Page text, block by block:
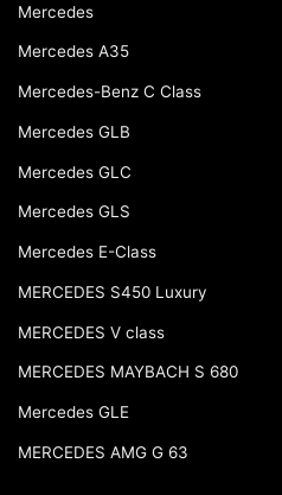
Mercedes
Mercedes A35
Mercedes-Benz C Class
Mercedes GLB
Mercedes GLC
Mercedes GLS
Mercedes E-Class
MERCEDES S450 Luxury
MERCEDES V class
MERCEDES MAYBACH S 680
Mercedes GLE
MERCEDES AMG G 63